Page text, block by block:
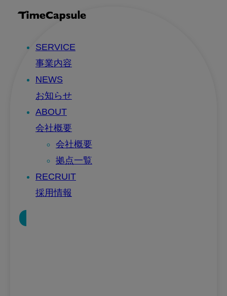
SERVICE
事業内容
NEWS
お知らせ
ABOUT
会社概要
会社概要
拠点一覧
RECRUIT
採用情報